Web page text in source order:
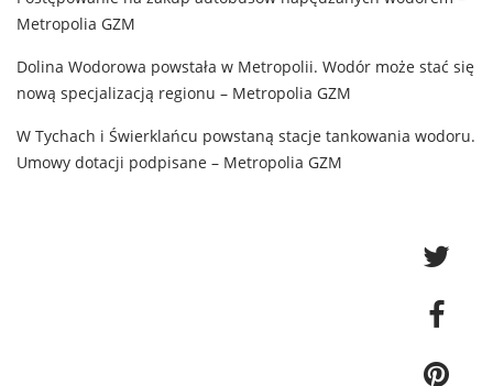
Metropolia GZM
Dolina Wodorowa powstała w Metropolii. Wodór może stać się
nową specjalizacją regionu – Metropolia GZM
W Tychach i Świerklańcu powstaną stacje tankowania wodoru.
Umowy dotacji podpisane – Metropolia GZM